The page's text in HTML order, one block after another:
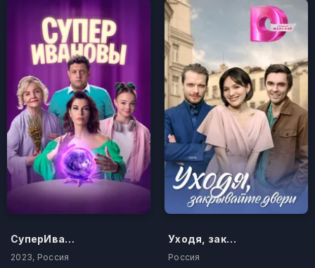
СуперИвановы
2023, Россия
Уходя, закрывайте двери
Россия